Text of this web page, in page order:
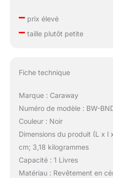
–prix élevé
–taille plutôt petite
Fiche technique
Marque : Caraway
Numéro de modèle : BW-
Couleur : Noir
Dimensions du produit (L x l
cm; 3,18 kilogrammes
Capacité : 1 Livres
Matériau : Revêtement en